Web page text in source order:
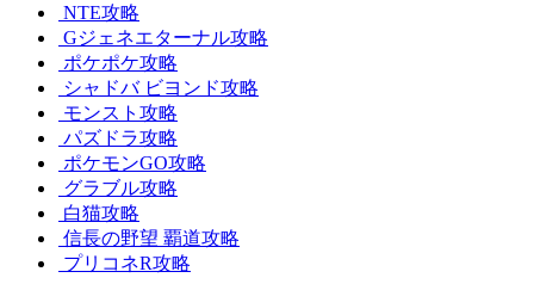
NTE攻略
Gジェネエターナル攻略
ポケポケ攻略
シャドバ ビヨンド攻略
モンスト攻略
パズドラ攻略
ポケモンGO攻略
グラブル攻略
白猫攻略
信長の野望 覇道攻略
プリコネR攻略